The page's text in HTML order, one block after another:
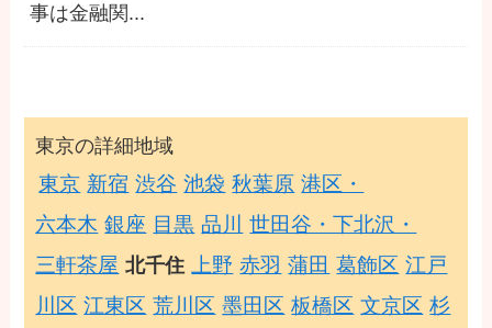
事は金融関...
東京の詳細地域
東京 新宿 渋谷 池袋 秋葉原 港区・
六本木 銀座 目黒 品川
世田谷・下北沢・
三軒茶屋 北千住 上野 赤羽 蒲田 葛飾区 江戸
川区 江東区 荒川区 墨田区 板橋区 文京区 杉